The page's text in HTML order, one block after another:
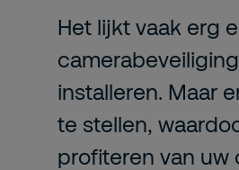
Het lijkt vaak erg
installeren. Maar
te stellen,
profiteren van uw